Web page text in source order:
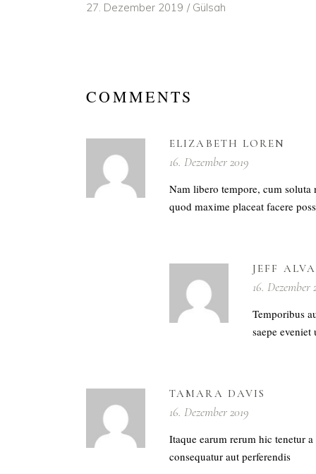
27. Dezember 2019 Gülsah
COMMENTS
ELIZABETH LOREN
16. Dezember 2019
Nam libero tempore, cum
quod maxime placeat facere
JEFF
16. Dezember
Temporibus
saepe
TAMARA DAVIS
16. Dezember 2019
Itaque earum rerum hic tenetur
consequatur aut perferendis